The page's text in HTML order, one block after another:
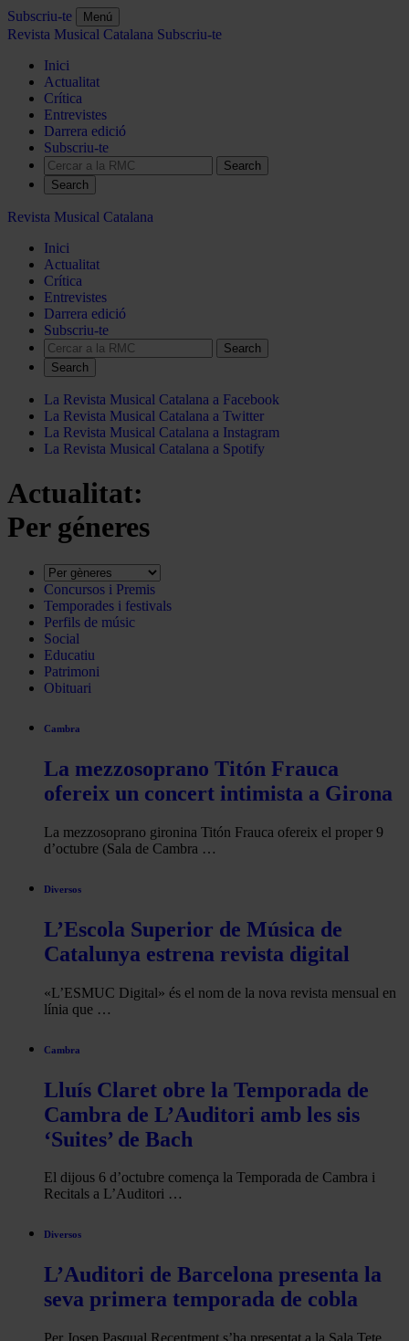
Subscriu-te Menú
Revista Musical Catalana Subscriu-te
Inici
Actualitat
Crítica
Entrevistes
Darrera edició
Subscriu-te
Search
Revista Musical Catalana
Inici
Actualitat
Crítica
Entrevistes
Darrera edició
Subscriu-te
Search
La Revista Musical Catalana a Facebook
La Revista Musical Catalana a Twitter
La Revista Musical Catalana a Instagram
La Revista Musical Catalana a Spotify
Actualitat:
Per géneres
Concursos i Premis
Temporades i festivals
Perfils de músic
Social
Educatiu
Patrimoni
Obituari
Cambra
La mezzosoprano Titón Frauca
ofereix un concert intimista a Girona
La mezzosoprano gironina Titón Frauca ofereix el proper 9
d’octubre (Sala de Cambra …
Diversos
L’Escola Superior de Música de
Catalunya estrena revista digital
«L’ESMUC Digital» és el nom de la nova revista mensual en
línia que …
Cambra
Lluís Claret obre la Temporada de
Cambra de L’Auditori amb les sis
‘Suites’ de Bach
El dijous 6 d’octubre comença la Temporada de Cambra i
Recitals a L’Auditori …
Diversos
L’Auditori de Barcelona presenta la
seva primera temporada de cobla